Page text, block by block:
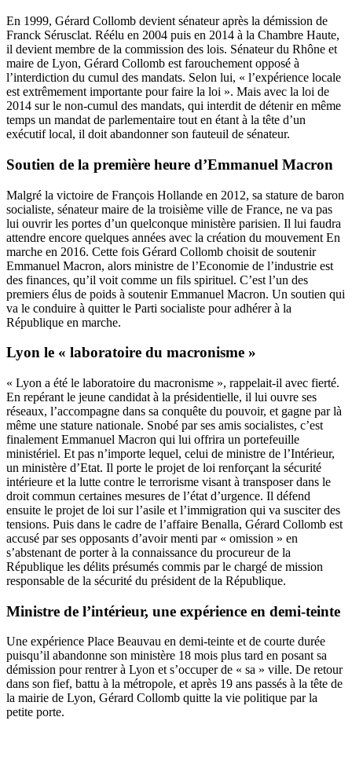
En 1999, Gérard Collomb devient sénateur après la démission de
Franck Sérusclat. Réélu en 2004 puis en 2014 à la Chambre Haute,
il devient membre de la commission des lois. Sénateur du Rhône et
maire de Lyon, Gérard Collomb est farouchement opposé à
l’interdiction du cumul des mandats. Selon lui, « l’expérience locale
est extrêmement importante pour faire la loi ». Mais avec la loi de
2014 sur le non-cumul des mandats, qui interdit de détenir en même
temps un mandat de parlementaire tout en étant à la tête d’un
exécutif local, il doit abandonner son fauteuil de sénateur.
Soutien de la première heure d’Emmanuel Macron
Malgré la victoire de François Hollande en 2012, sa stature de baron
socialiste, sénateur maire de la troisième ville de France, ne va pas
lui ouvrir les portes d’un quelconque ministère parisien. Il lui faudra
attendre encore quelques années avec la création du mouvement En
marche en 2016. Cette fois Gérard Collomb choisit de soutenir
Emmanuel Macron, alors ministre de l’Economie de l’industrie est
des finances, qu’il voit comme un fils spirituel. C’est l’un des
premiers élus de poids à soutenir Emmanuel Macron. Un soutien qui
va le conduire à quitter le Parti socialiste pour adhérer à la
République en marche.
Lyon le « laboratoire du macronisme »
« Lyon a été le laboratoire du macronisme », rappelait-il avec fierté.
En repérant le jeune candidat à la présidentielle, il lui ouvre ses
réseaux, l’accompagne dans sa conquête du pouvoir, et gagne par là
même une stature nationale. Snobé par ses amis socialistes, c’est
finalement Emmanuel Macron qui lui offrira un portefeuille
ministériel. Et pas n’importe lequel, celui de ministre de l’Intérieur,
un ministère d’Etat. Il porte le projet de loi renforçant la sécurité
intérieure et la lutte contre le terrorisme visant à transposer dans le
droit commun certaines mesures de l’état d’urgence. Il défend
ensuite le projet de loi sur l’asile et l’immigration qui va susciter des
tensions. Puis dans le cadre de l’affaire Benalla, Gérard Collomb est
accusé par ses opposants d’avoir menti par « omission » en
s’abstenant de porter à la connaissance du procureur de la
République les délits présumés commis par le chargé de mission
responsable de la sécurité du président de la République.
Ministre de l’intérieur, une expérience en demi-teinte
Une expérience Place Beauvau en demi-teinte et de courte durée
puisqu’il abandonne son ministère 18 mois plus tard en posant sa
démission pour rentrer à Lyon et s’occuper de « sa » ville. De retour
dans son fief, battu à la métropole, et après 19 ans passés à la tête de
la mairie de Lyon, Gérard Collomb quitte la vie politique par la
petite porte.